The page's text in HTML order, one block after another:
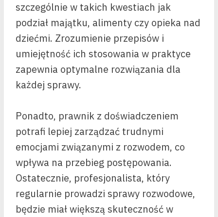
szczególnie w takich kwestiach jak
podział majątku, alimenty czy opieka nad
dziećmi. Zrozumienie przepisów i
umiejętność ich stosowania w praktyce
zapewnia optymalne rozwiązania dla
każdej sprawy.
Ponadto, prawnik z doświadczeniem
potrafi lepiej zarządzać trudnymi
emocjami związanymi z rozwodem, co
wpływa na przebieg postępowania.
Ostatecznie, profesjonalista, który
regularnie prowadzi sprawy rozwodowe,
będzie miał większą skuteczność w